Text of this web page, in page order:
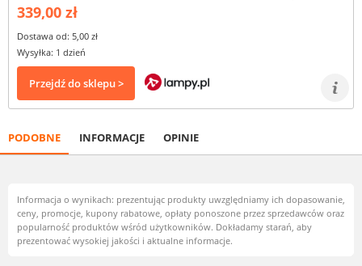
339,00 zł
Dostawa od: 5,00 zł
Wysyłka: 1 dzień
Przejdź do sklepu >
PODOBNE INFORMACJE OPINIE
Informacja o wynikach: prezentując produkty uwzględniamy ich dopasowanie,
ceny, promocje, kupony rabatowe, opłaty ponoszone przez sprzedawców oraz
popularność produktów wśród użytkowników. Dokładamy starań, aby
prezentować wysokiej jakości i aktualne informacje.